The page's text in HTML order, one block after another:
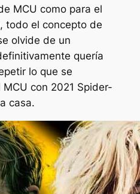
MCU como para el
todo el concepto de
olvide de un
quería
lo que se
con 2021 Spider-
casa.